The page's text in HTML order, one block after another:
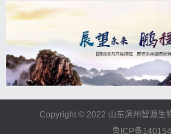
Copyright © 2022 山东滨州智源
鲁ICP备